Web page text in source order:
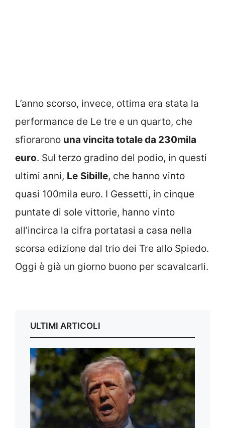
L’anno scorso, invece, ottima era stata la
performance de Le tre e un quarto, che
sfiorarono una vincita totale da 230mila
euro. Sul terzo gradino del podio, in questi
ultimi anni, Le Sibille, che hanno vinto
quasi 100mila euro. I Gessetti, in cinque
puntate di sole vittorie, hanno vinto
all’incirca la cifra portatasi a casa nella
scorsa edizione dal trio dei Tre allo Spiedo.
Oggi è già un giorno buono per scavalcarli.
ULTIMI ARTICOLI